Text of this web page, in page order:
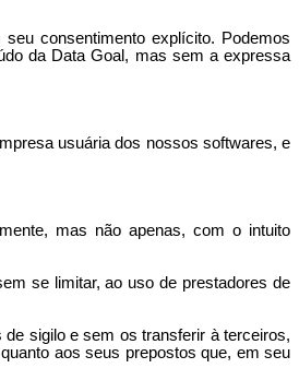
consentimento explícito. Podemos
da DataGoal , mas sem a expressa
usuária dos nossos softwares, e
mas não apenas, com o intuito
se limitar, ao uso de prestadores de
sigilo e sem os transferir à terceiros,
quanto aos seus prepostos que, em seu